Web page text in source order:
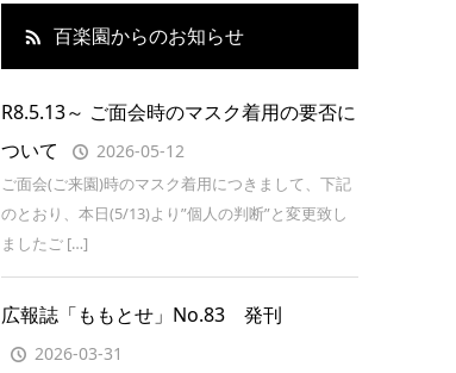
百楽園からのお知らせ
R8.5.13～ ご面会時のマスク着用の要否に
ついて
2026-05-12
ご面会(ご来園)時のマスク着用につきまして、下記
のとおり、本日(5/13)より”個人の判断”と変更致し
ましたご […]
広報誌「ももとせ」No.83 発刊
2026-03-31